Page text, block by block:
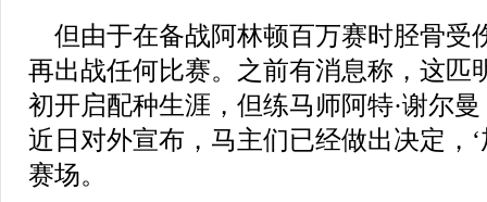
但由于在备战阿林顿百万赛时胫骨受
再出战任何比赛。之前有消息称，这匹
初开启配种生涯，但练马师阿特·谢尔曼
近日对外宣布，马主们已经做出决定，
赛场。